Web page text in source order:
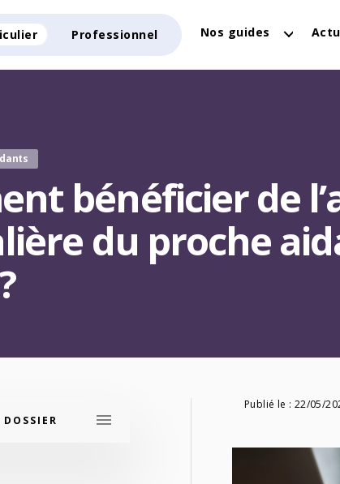
Professionnel Nos guides
bénéficier de
du proche
Publié le : 22/05/